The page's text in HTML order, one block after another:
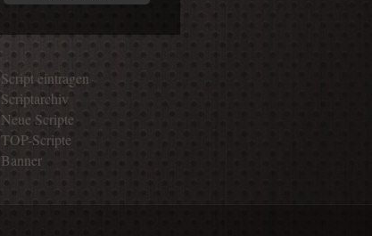
Script eintragen
Scriptarchiv
Neue Scripte
TOP-Scripte
Banner